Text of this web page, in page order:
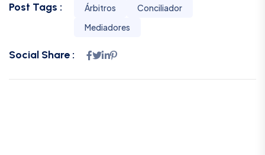
Post Tags : Árbitros
Conciliador
Mediadores
Social Share :